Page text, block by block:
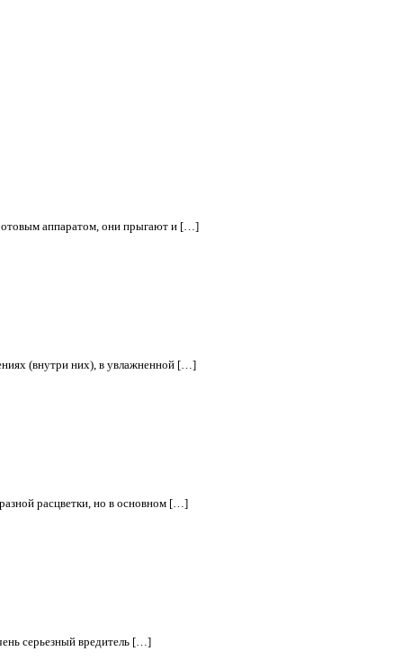
аппаратом, они прыгают и […]
(внутри них), в увлажненной […]
расцветки, но в основном […]
серьезный вредитель […]